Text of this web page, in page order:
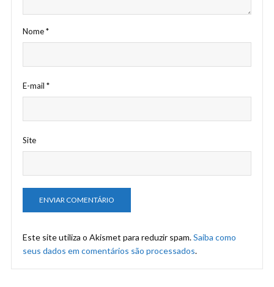
Nome*
E-mail *
Site
Este site utiliza o Akismet para reduzir spam.Saiba como
seus dados em comentários são processados.